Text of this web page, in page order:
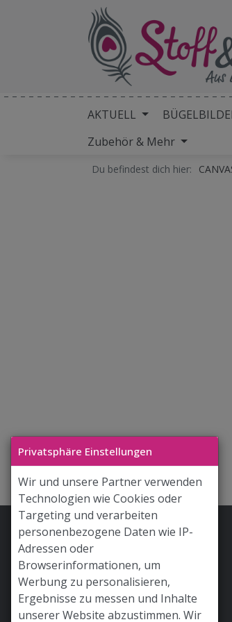
Privatsphäre Einstellungen
Wir und unsere Partner verwenden
Technologien wie Cookies oder
Targeting und verarbeiten
personenbezogene Daten wie IP-
Adressen oder
Browserinformationen, um
Werbung zu personalisieren,
Ergebnisse zu messen und Inhalte
unserer Website abzustimmen. Wir
AKTUELL
Zubehör & Mehr
Du befindest dich hier:
Stoff & Liebe App
Hilfe / FAQ
Versand
Widerrufsrecht